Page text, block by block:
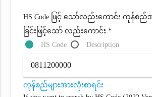
HS Code ဖြင့် သော်လည်းကောင်း ကုန်
ခြင်းဖြင့်သော် လည်းကောင်း *
HS Code
Description
ကုန်စည်များအားလုံးစာရင်း